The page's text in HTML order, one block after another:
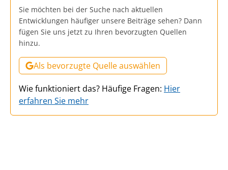
Sie möchten bei der Suche nach aktuellen
Entwicklungen häufiger unsere Beiträge sehen? Dann
fügen Sie uns jetzt zu Ihren bevorzugten Quellen
hinzu.
Als bevorzugte Quelle auswählen
Wie funktioniert das? Häufige Fragen: Hier
erfahren Sie mehr